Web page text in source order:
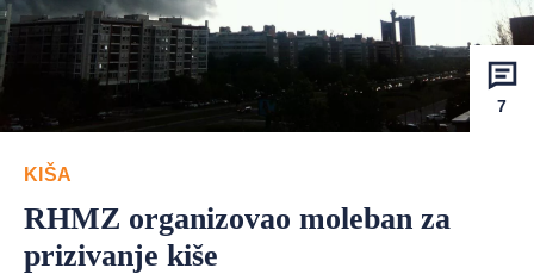
7
KIŠA
RHMZ organizovao moleban za
prizivanje kiše